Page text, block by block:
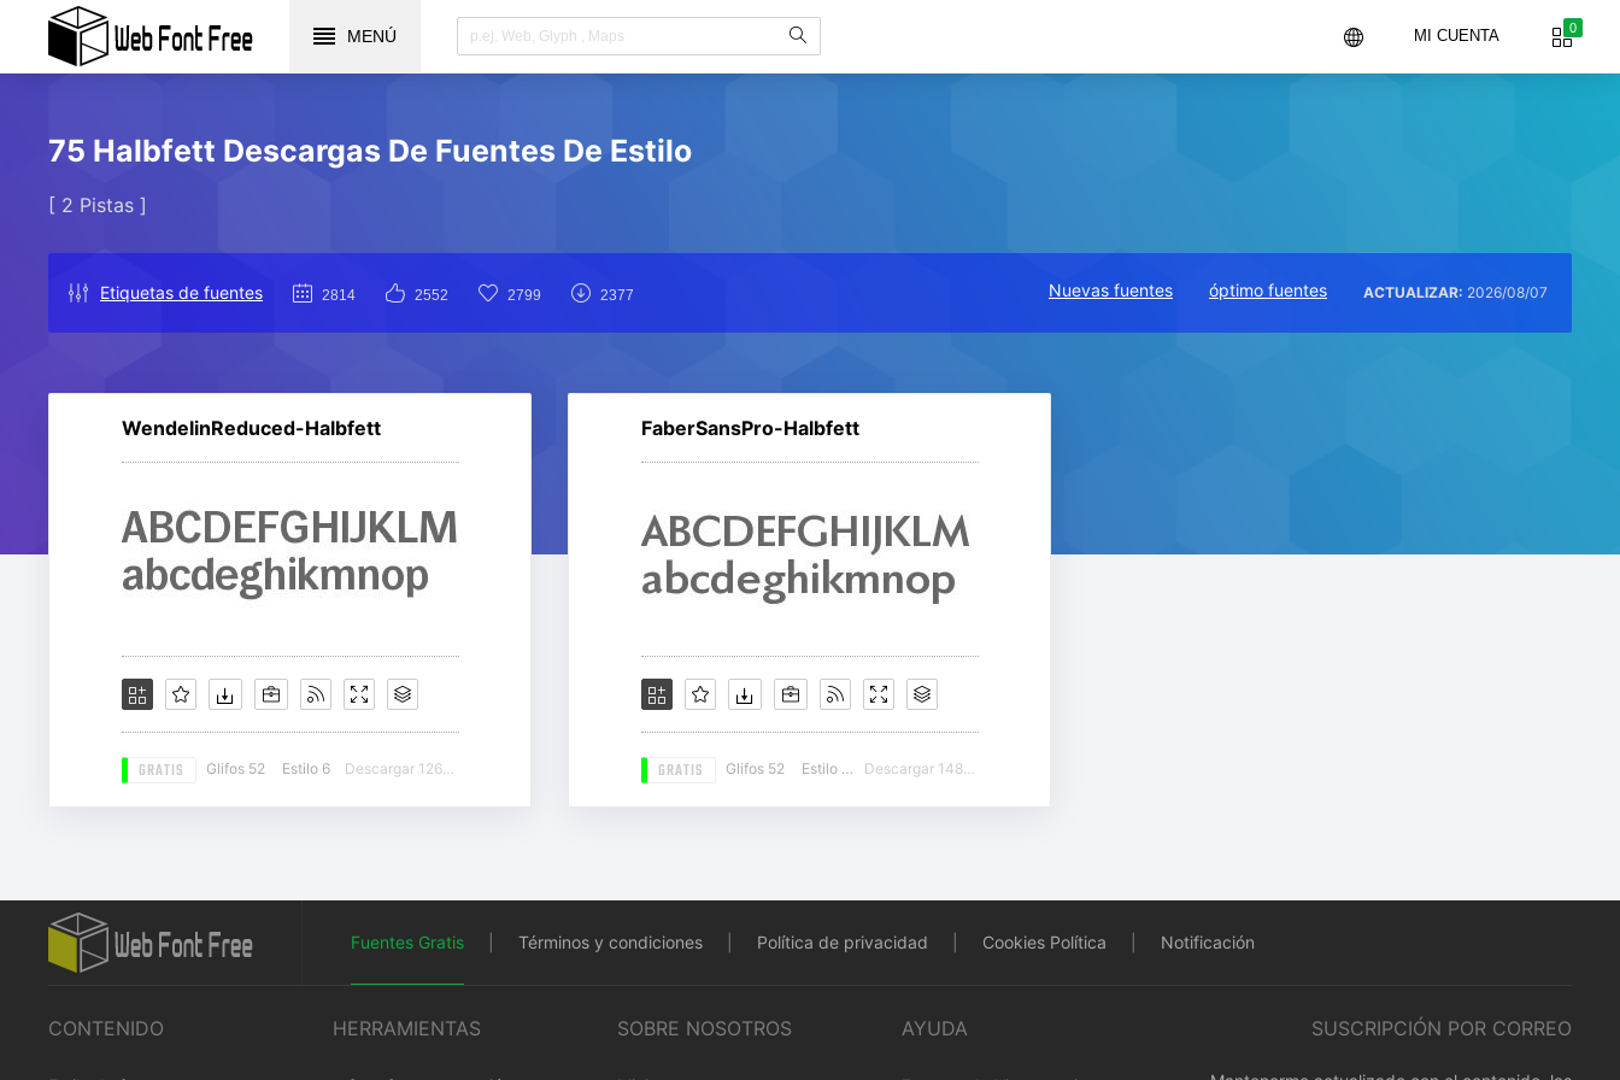
MENÚ 0
MI CUENTA
75 Halbfett Descargas De Fuentes De Estilo
[ 2 Pistas ]
Etiquetas de fuentes 2814 2552 2799 2377 ACTUALIZAR: 2026/08/07
Nuevas fuentes óptimo fuentes
WendelinReduced-Halbfett
GRATIS Glifos 52 Estilo 6 Descargar 12647
FaberSansPro-Halbfett
GRATIS Glifos 52 Estilo 11 Descargar 14859
Fuentes Gratis Términos y condiciones Política de privacidad Cookies Política Notificación
CONTENIDO HERRAMIENTAS SOBRE NOSOTROS AYUDA SUSCRIPCIÓN POR CORREO